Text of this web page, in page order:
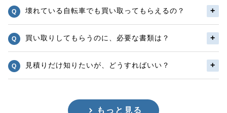
壊れている自転車でも買い取ってもらえるの？
買い取りしてもらうのに、必要な書類は？
見積りだけ知りたいが、どうすればいい？
もっと見る